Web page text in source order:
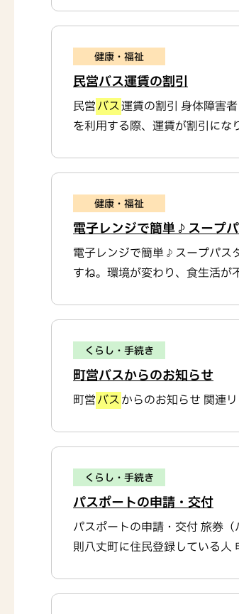
健康・福祉
民営バス運賃の割引
民営バス運賃の割引 身体障害
を利用する際、運賃が割引に
健康・福祉
電子レンジで簡単♪スープ
電子レンジで簡単♪スープパス
すね。環境が変わり、食生活
くらし・手続き
町営バスからのお知らせ
町営バスからのお知らせ 関連
くらし・手続き
パスポートの申請・交付
パスポートの申請・交付 旅券
則八丈町に住民登録している人